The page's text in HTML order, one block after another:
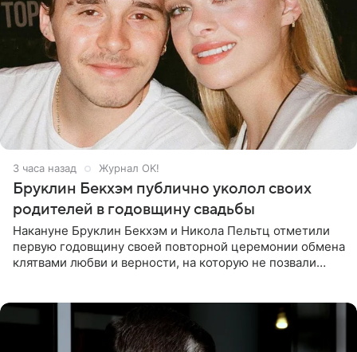
3 часа назад Журнал OK!
Бруклин Бекхэм публично уколол своих
родителей в годовщину свадьбы
Накануне Бруклин Бекхэм и Никола Пельтц отметили
первую годовщину своей повторной церемонии обмена
клятвами любви и верности, на которую не позвали